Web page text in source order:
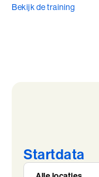
Bekijk de training
Startdata